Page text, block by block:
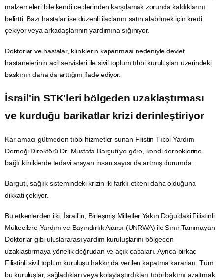
malzemeleri bile kendi ceplerinden karşılamak zorunda kaldıklarını
belirtti. Bazı hastalar ise düzenli ilaçlarını satın alabilmek için kredi
çekiyor veya arkadaşlarının yardımına sığınıyor.
Doktorlar ve hastalar, kliniklerin kapanması nedeniyle devlet
hastanelerinin acil servisleri ile sivil toplum tıbbi kuruluşları üzerindeki
baskının daha da arttığını ifade ediyor.
İsrail'in STK'leri bölgeden uzaklaştırması
ve kurduğu barikatlar krizi derinleştiriyor
Kar amacı gütmeden tıbbi hizmetler sunan Filistin Tıbbi Yardım
Derneği Direktörü Dr. Mustafa Barguti'ye göre, kendi derneklerine
bağlı kliniklerde tedavi arayan insan sayısı da artmış durumda.
Barguti, sağlık sistemindeki krizin iki farklı etkeni daha olduğuna
dikkati çekiyor.
Bu etkenlerden ilki; İsrail'in, Birleşmiş MilletlerYakın Doğu’daki Filistinli
Mültecilere Yardım ve Bayındırlık Ajansı (UNRWA) ile Sınır Tanımayan
Doktorlar gibi uluslararası yardım kuruluşlarını bölgeden
uzaklaştırmaya yönelik doğrudan ve açık çabaları. Ayrıca birkaç
Filistinli sivil toplum kuruluşu hakkında verilen kapatma kararları. Tüm
bu kuruluşlar, sağladıkları veya kolaylaştırdıkları tıbbi bakımı azaltmak